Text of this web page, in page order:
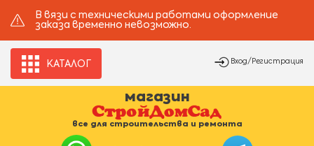
В вязи с техническими работами оформление
заказа временно невозможно.
КАТАЛОГ Вход/Регистрация
магазин
все для строительства и ремонта